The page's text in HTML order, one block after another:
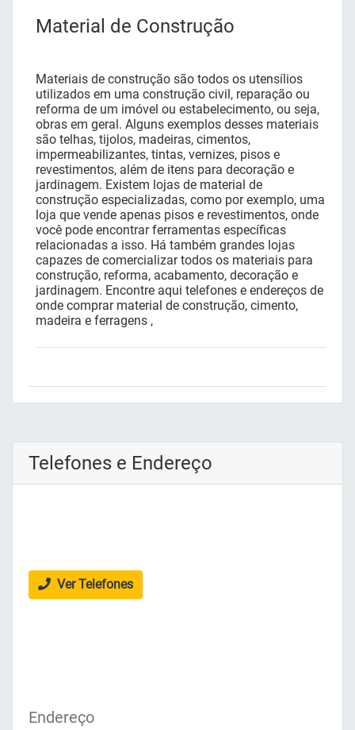
Material de Construção
Materiais de construção são todos os utensílios
utilizados em uma construção civil, reparação ou
reforma de um imóvel ou estabelecimento, ou seja,
obras em geral. Alguns exemplos desses materiais
são telhas, tijolos, madeiras, cimentos,
impermeabilizantes, tintas, vernizes, pisos e
revestimentos, além de itens para decoração e
jardinagem. Existem lojas de material de
construção especializadas, como por exemplo, uma
loja que vende apenas pisos e revestimentos, onde
você pode encontrar ferramentas específicas
relacionadas a isso. Há também grandes lojas
capazes de comercializar todos os materiais para
construção, reforma, acabamento, decoração e
jardinagem. Encontre aqui telefones e endereços de
onde comprar material de construção, cimento,
madeira e ferragens ,
Telefones e Endereço
Ver Telefones
Endereço